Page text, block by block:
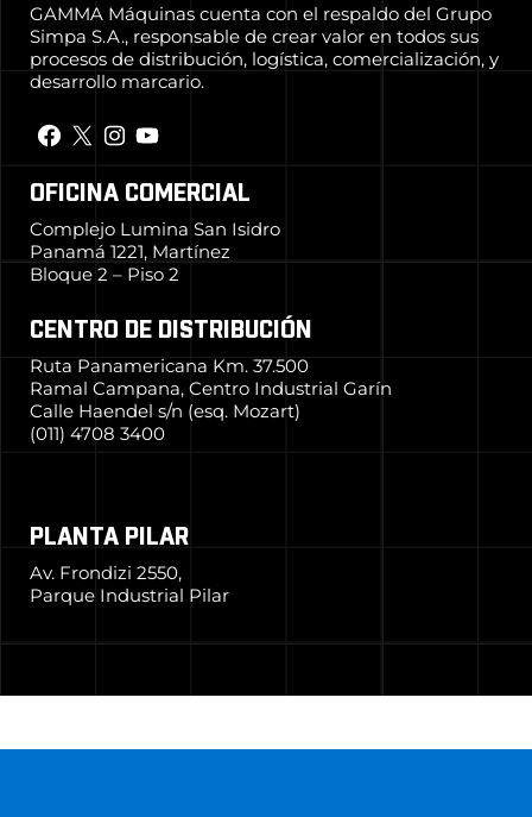
GAMMA Máquinas cuenta con el respaldo del Grupo
Simpa S.A., responsable de crear valor en todos sus
procesos de distribución, logística, comercialización, y
desarrollo marcario.
OFICINA COMERCIAL
Complejo Lumina San Isidro
Panamá 1221, Martínez
Bloque 2 – Piso 2
CENTRO DE DISTRIBUCIÓN
Ruta Panamericana Km. 37.500
Ramal Campana, Centro Industrial Garín
Calle Haendel s/n (esq. Mozart)
(011) 4708 3400
PLANTA PILAR
Av. Frondizi 2550,
Parque Industrial Pilar